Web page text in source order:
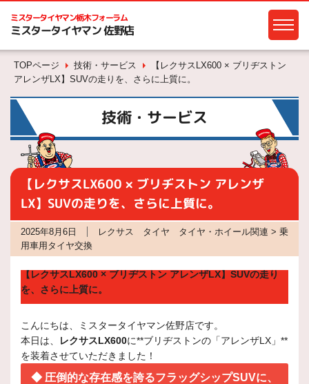
ミスタータイヤマン栃木フォーラム
ミスタータイヤマン 佐野店
TOPページ 技術・サービス
【レクサスLX600 × ブリヂストン
アレンザLX】SUVの走りを、さらに上質に。
技術・サービス
【レクサスLX600 × ブリヂストン アレンザ
LX】SUVの走りを、さらに上質に。
2025年8月6日
レクサス タイヤ タイヤ・ホイール関連 > 乗
用車用タイヤ交換
【レクサスLX600 × ブリヂストン アレンザLX】SUVの走り
を、さらに上質に。
こんにちは、ミスタータイヤマン佐野店です。
本日は、
レクサスLX600に**ブリヂストンの「アレンザLX」**
を装着させていただきました！
◆ 圧倒的な存在感を誇るフラッグシップSUVに、